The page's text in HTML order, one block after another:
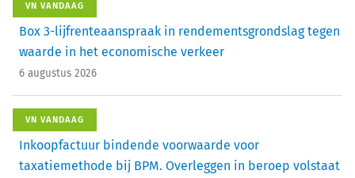
VN VANDAAG
Box 3-lijfrenteaanspraak in rendementsgrondslag tegen
waarde in het economische verkeer
6 augustus 2026
VN VANDAAG
Inkoopfactuur bindende voorwaarde voor
taxatiemethode bij BPM. Overleggen in beroep volstaat